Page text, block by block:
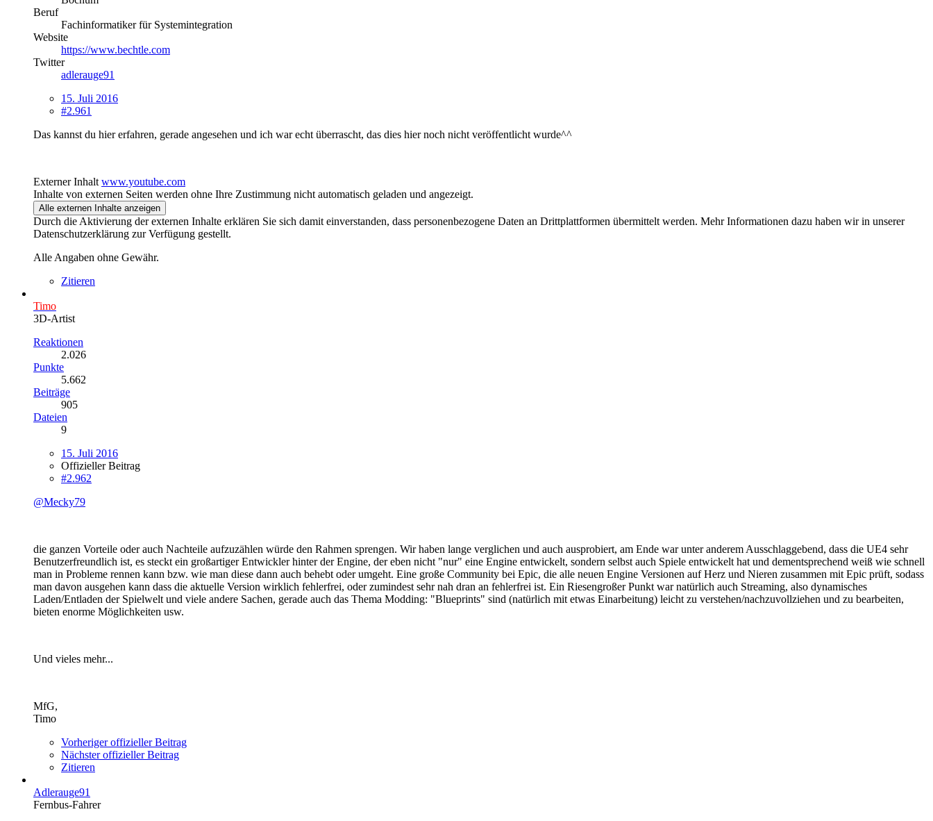
Beruf
Fachinformatiker für Systemintegration
Website
https://www.bechtle.com
Twitter
adlerauge91
15. Juli 2016
#2.961
Das kannst du hier erfahren, gerade angesehen und ich war echt überrascht, das dies hier noch nicht veröffentlicht wurde^^
Externer Inhalt www.youtube.com
Inhalte von externen Seiten werden ohne Ihre Zustimmung nicht automatisch geladen und angezeigt.
Alle externen Inhalte anzeigen
Durch die Aktivierung der externen Inhalte erklären Sie sich damit einverstanden, dass personenbezogene Daten an Drittplattformen übermittelt werden. Mehr Informationen dazu haben wir in unserer
Datenschutzerklärung zur Verfügung gestellt.
Alle Angaben ohne Gewähr.
Zitieren
Timo
3D-Artist
Reaktionen
2.026
Punkte
5.662
Beiträge
905
Dateien
9
15. Juli 2016
Offizieller Beitrag
#2.962
@Mecky79
die ganzen Vorteile oder auch Nachteile aufzuzählen würde den Rahmen sprengen. Wir haben lange verglichen und auch ausprobiert, am Ende war unter anderem Ausschlaggebend, dass die UE4 sehr
Benutzerfreundlich ist, es steckt ein großartiger Entwickler hinter der Engine, der eben nicht "nur" eine Engine entwickelt, sondern selbst auch Spiele entwickelt hat und dementsprechend weiß wie schnell
man in Probleme rennen kann bzw. wie man diese dann auch behebt oder umgeht. Eine große Community bei Epic, die alle neuen Engine Versionen auf Herz und Nieren zusammen mit Epic prüft, sodass
man davon ausgehen kann dass die aktuelle Version wirklich fehlerfrei, oder zumindest sehr nah dran an fehlerfrei ist. Ein Riesengroßer Punkt war natürlich auch Streaming, also dynamisches
Laden/Entladen der Spielwelt und viele andere Sachen, gerade auch das Thema Modding: "Blueprints" sind (natürlich mit etwas Einarbeitung) leicht zu verstehen/nachzuvollziehen und zu bearbeiten,
bieten enorme Möglichkeiten usw.
Und vieles mehr...
MfG,
Timo
Vorheriger offizieller Beitrag
Nächster offizieller Beitrag
Zitieren
Adlerauge91
Fernbus-Fahrer